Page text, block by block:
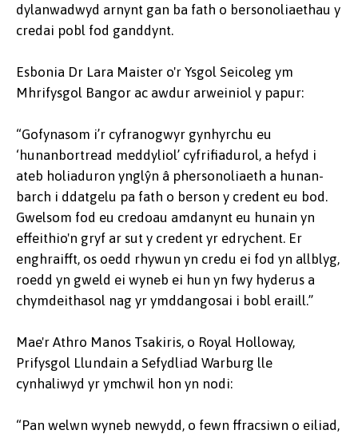
dylanwadwyd arnynt gan ba fath o bersonoliaethau y
credai pobl fod ganddynt.
Esbonia Dr Lara Maister o'r Ysgol Seicoleg ym
Mhrifysgol Bangor ac awdur arweiniol y papur:
“Gofynasom i’r cyfranogwyr gynhyrchu eu
‘hunanbortread meddyliol’ cyfrifiadurol, a hefyd i
ateb holiaduron ynglŷn â phersonoliaeth a hunan-
barch i ddatgelu pa fath o berson y credent eu bod.
Gwelsom fod eu credoau amdanynt eu hunain yn
effeithio'n gryf ar sut y credent yr edrychent. Er
enghraifft, os oedd rhywun yn credu ei fod yn allblyg,
roedd yn gweld ei wyneb ei hun yn fwy hyderus a
chymdeithasol nag yr ymddangosai i bobl eraill.”
Mae'r Athro Manos Tsakiris, o Royal Holloway,
Prifysgol Llundain a Sefydliad Warburg lle
cynhaliwyd yr ymchwil hon yn nodi:
“Pan welwn wyneb newydd, o fewn ffracsiwn o eiliad,